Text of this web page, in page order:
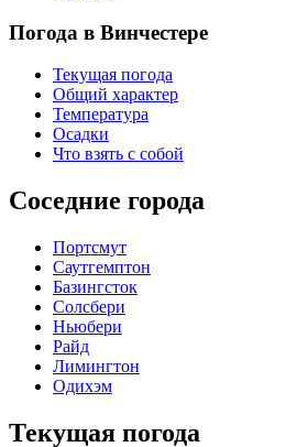
Погода в Винчестере
Текущая погода
Общий характер
Температура
Осадки
Что взять с собой
Соседние города
Портсмут
Саутгемптон
Базингсток
Солсбери
Ньюбери
Райд
Лимингтон
Одихэм
Текущая погода